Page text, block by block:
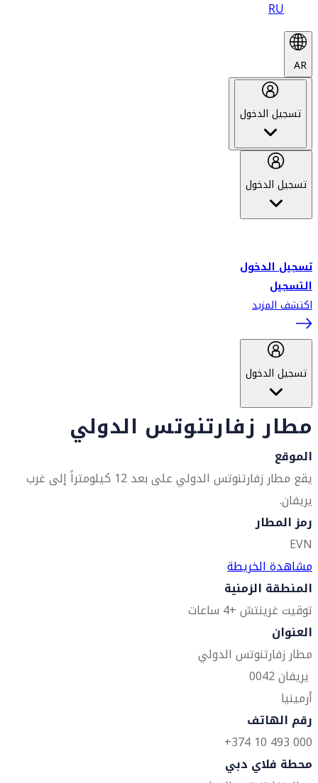
RU
AR
تسجيل الدخول
تسجيل الدخول
تسجيل الدخول
التسجيل
اكتشف المزيد
تسجيل الدخول
مطار زفارتنوتس الدولي
الموقع
يقع مطار زفارتنوتس الدولي على بعد 12 كيلومتراً إلى غرب
يريفان.
رمز المطار
EVN
مشاهدة الخريطة
المنطقة الزمنية
توقيت غرينتش +4 ساعات
العنوان
مطار زفارتنوتس الدولي
يريفان 0042
أرمينيا
رقم الهاتف
000 493 10 374+
محطة فلاي دبي